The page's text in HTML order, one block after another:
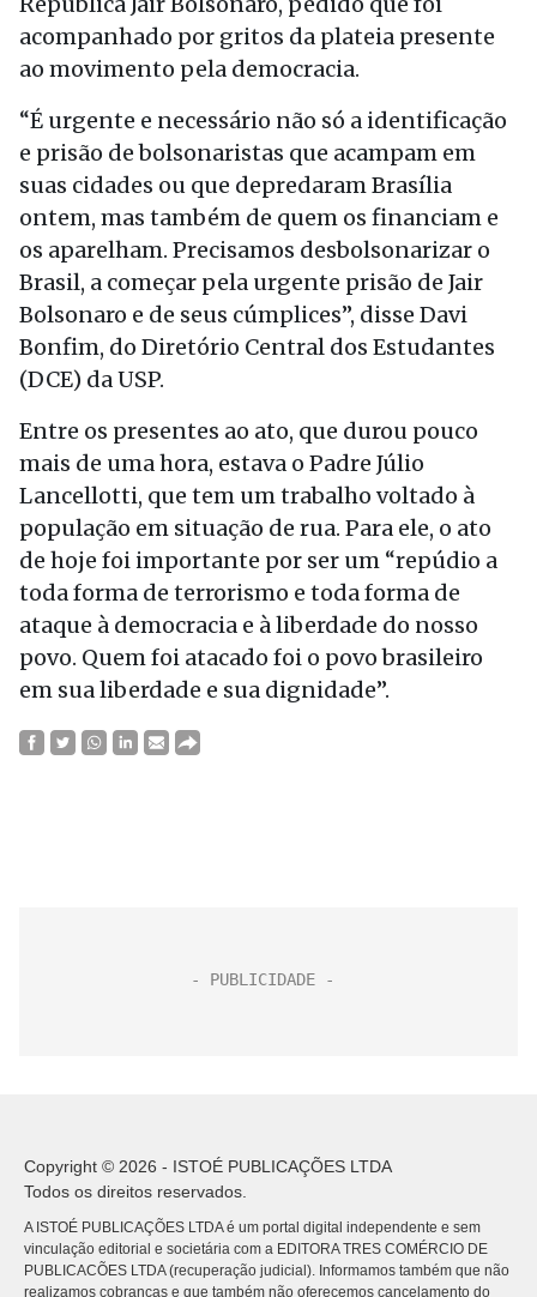
acompanhado por gritos da plateia presente
ao movimento pela democracia.
“É urgente e necessário não só a identificação
e prisão de bolsonaristas que acampam em
suas cidades ou que depredaram Brasília
ontem, mas também de quem os financiam e
os aparelham. Precisamos desbolsonarizar o
Brasil, a começar pela urgente prisão de Jair
Bolsonaro e de seus cúmplices”, disse Davi
Bonfim, do Diretório Central dos Estudantes
(DCE) da USP.
Entre os presentes ao ato, que durou pouco
mais de uma hora, estava o Padre Júlio
Lancellotti, que tem um trabalho voltado à
população em situação de rua. Para ele, o ato
de hoje foi importante por ser um “repúdio a
toda forma de terrorismo e toda forma de
ataque à democracia e à liberdade do nosso
povo. Quem foi atacado foi o povo brasileiro
em sua liberdade e sua dignidade”.
Copyright © 2026 - ISTOÉ PUBLICAÇÕES LTDA
Todos os direitos reservados.
A ISTOÉ PUBLICAÇÕES LTDA é um portal digital independente e sem
vinculação editorial e societária com a EDITORA TRES COMÉRCIO DE
PUBLICACÕES LTDA (recuperação judicial). Informamos também que não
realizamos cobranças e que também não oferecemos cancelamento do